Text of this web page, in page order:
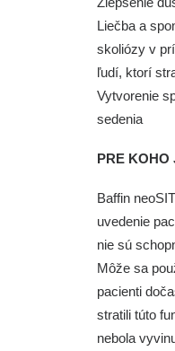
Liečba a
skoliózy v
ľudí, ktorí
Vytvorenie
sedenia
PRE KOHO
Baffin
uvedenie
nie sú
Môže sa
pacienti
stratili túto
nebola